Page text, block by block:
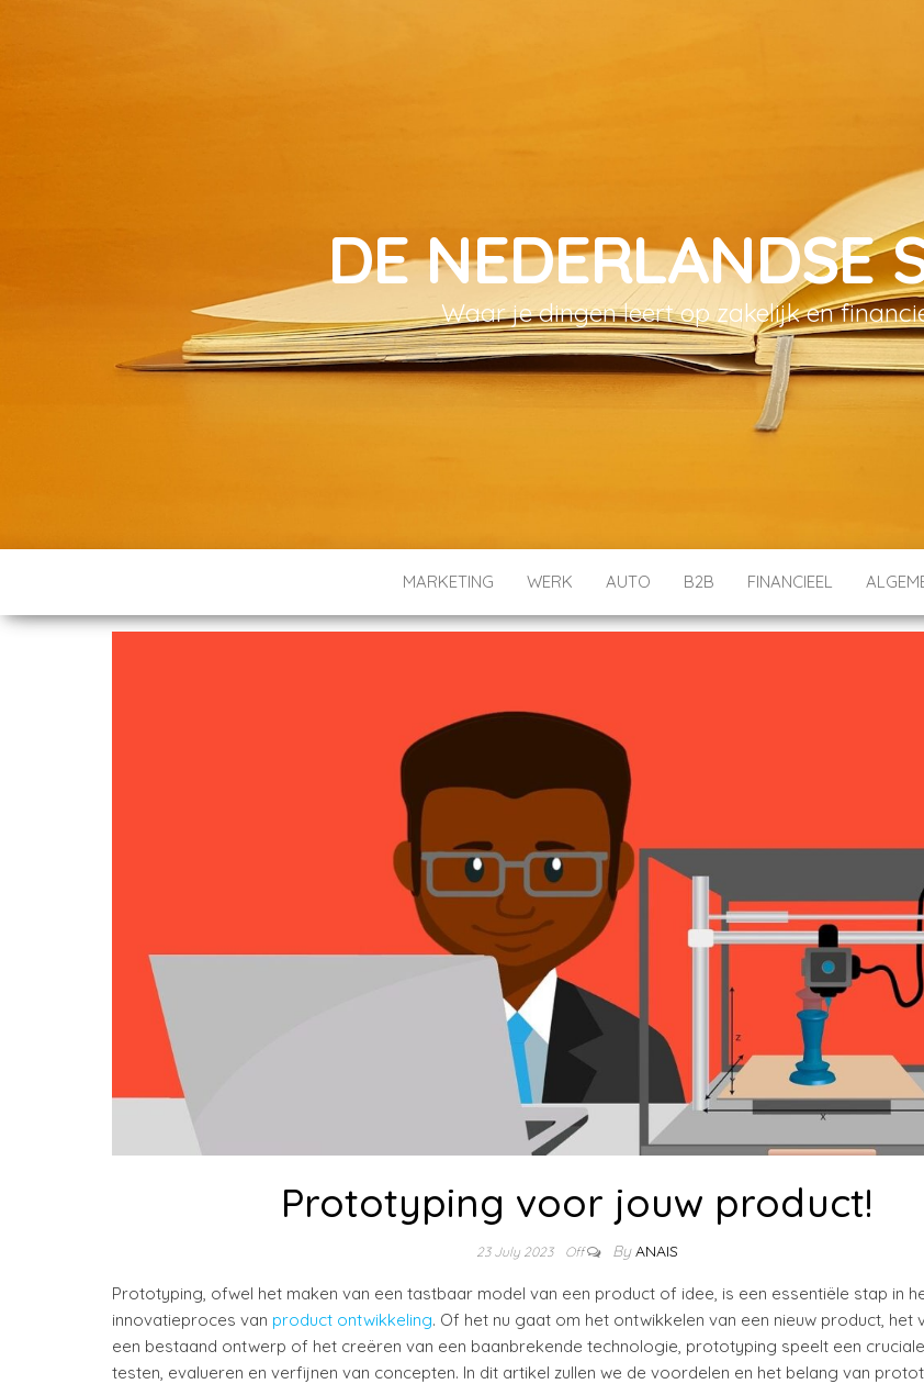
DE NEDERLANDSE
Waar je dingen leert op zakelijk en
MARKETING WERK AUTO B2B FINANCIEEL
Prototyping voor jouw product!
23 July 2023 Off By ANAIS
Prototyping, ofwel het maken van een tastbaar model van een product of idee, is een essentiële stap in
innovatieproces van product ontwikkeling. Of het nu gaat om het ontwikkelen van een nieuw product, het
een bestaand ontwerp of het creëren van een baanbrekende technologie, prototyping speelt een
testen, evalueren en verfijnen van concepten. In dit artikel zullen we de voordelen en het belang van